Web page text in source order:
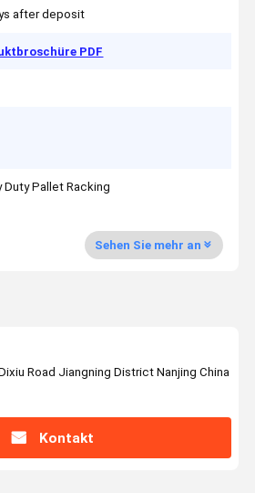
after deposit
PDF
Duty Pallet Racking
Sehen Sie mehr an
Road Jiangning District Nanjing China
Kontakt